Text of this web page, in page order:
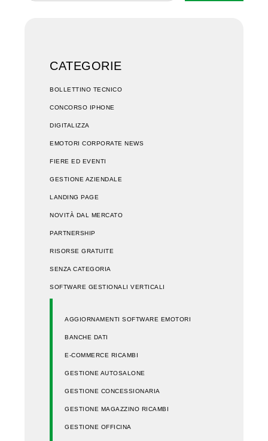
CATEGORIE
BOLLETTINO TECNICO
CONCORSO IPHONE
DIGITALIZZA
EMOTORI CORPORATE NEWS
FIERE ED EVENTI
GESTIONE AZIENDALE
LANDING PAGE
NOVITÀ DAL MERCATO
PARTNERSHIP
RISORSE GRATUITE
SENZA CATEGORIA
SOFTWARE GESTIONALI VERTICALI
AGGIORNAMENTI SOFTWARE EMOTORI
BANCHE DATI
E-COMMERCE RICAMBI
GESTIONE AUTOSALONE
GESTIONE CONCESSIONARIA
GESTIONE MAGAZZINO RICAMBI
GESTIONE OFFICINA